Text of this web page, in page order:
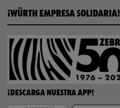
¡WÜRTH EMPRESA SOLIDARIA!
¡DESCARGA NUESTRA APP!